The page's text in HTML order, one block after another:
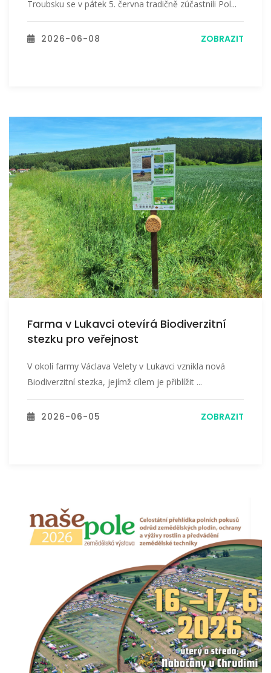
Troubsku se v pátek 5. června tradičně zúčastnili Pol...
2026-06-08 ZOBRAZIT
Farma v Lukavci otevírá Biodiverzitní
stezku pro veřejnost
V okolí farmy Václava Velety v Lukavci vznikla nová
Biodiverzitní stezka, jejímž cílem je přiblížit ...
2026-06-05 ZOBRAZIT